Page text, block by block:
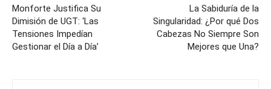
Monforte Justifica Su
Dimisión de UGT: ‘Las
Tensiones Impedían
Gestionar el Día a Día’
La Sabiduría de la
Singularidad: ¿Por qué Dos
Cabezas No Siempre Son
Mejores que Una?